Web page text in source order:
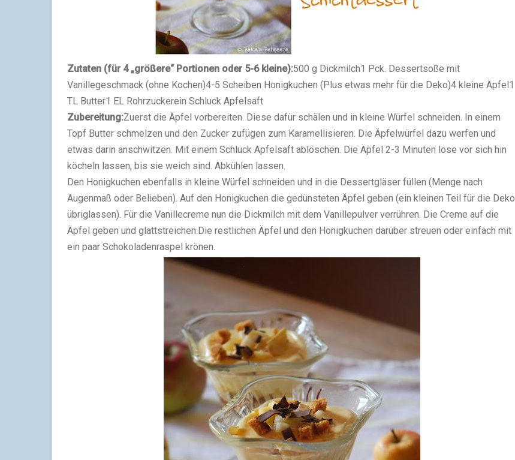
Zutaten (für 4 „größere“ Portionen oder 5-6 kleine):500 g Dickmilch1 Pck. Dessertsoße mit
Vanillegeschmack (ohne Kochen)4-5 Scheiben Honigkuchen (Plus etwas mehr für die Deko)4 kleine Äpfel1
TL Butter1 EL Rohrzuckerein Schluck Apfelsaft
Zubereitung:Zuerst die Äpfel vorbereiten. Diese dafür schälen und in kleine Würfel schneiden. In einem
Topf Butter schmelzen und den Zucker zufügen zum Karamellisieren. Die Äpfelwürfel dazu werfen und
etwas darin anschwitzen. Mit einem Schluck Apfelsaft ablöschen. Die Äpfel 2-3 Minuten lose vor sich hin
köcheln lassen, bis sie weich sind. Abkühlen lassen.
Den Honigkuchen ebenfalls in kleine Würfel schneiden und in die Dessertgläser füllen (Menge nach
Augenmaß oder Belieben). Auf den Honigkuchen die gedünsteten Äpfel geben (ein kleinen Teil für die Deko
übriglassen). Für die Vanillecreme nun die Dickmilch mit dem Vanillepulver verrühren. Die Creme auf die
Äpfel geben und glattstreichen. Die restlichen Äpfel und den Honigkuchen darüber streuen oder einfach mit
ein paar Schokoladenraspel krönen.